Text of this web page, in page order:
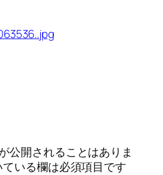
公開されることはありま
いる欄は必須項目です